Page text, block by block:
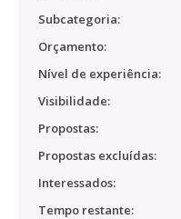
Subcategoria:
Orçamento:
Nível de experiência:
Visibilidade:
Propostas:
Propostas excluídas:
Interessados:
Tempo restante: